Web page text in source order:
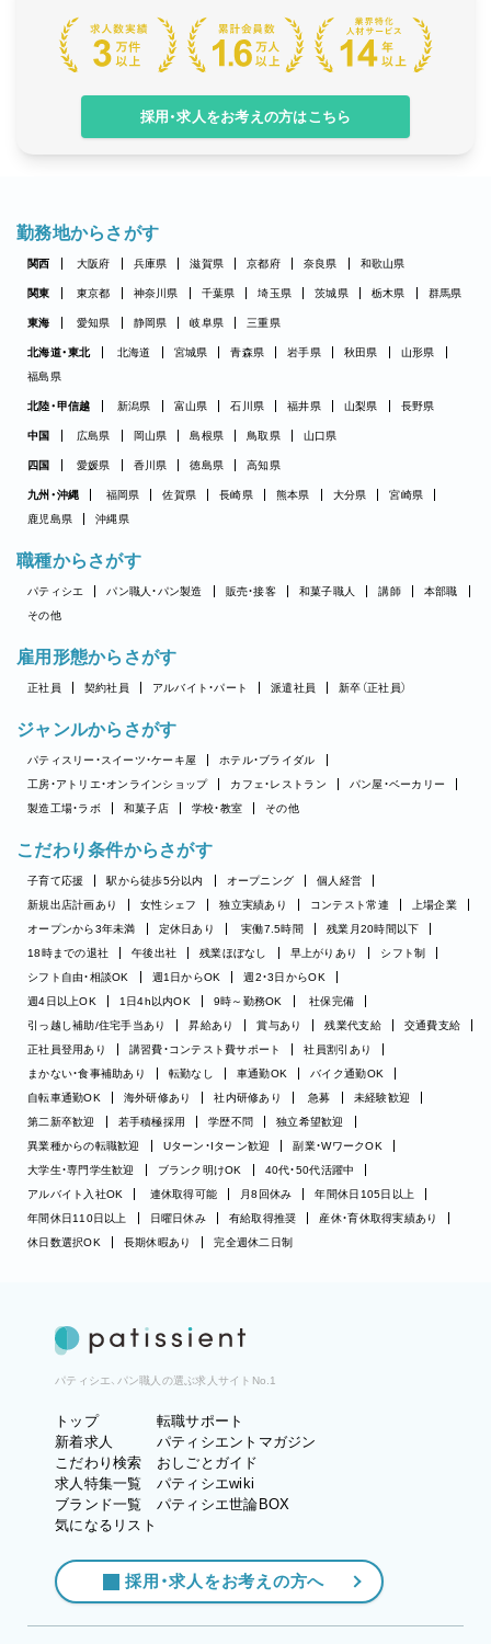
採用・求人をお考えの方はこちら
勤務地からさがす
関西 大阪府 兵庫県 滋賀県 京都府 奈良県 和歌山県
関東 東京都 神奈川県 千葉県 埼玉県 茨城県 栃木県 群馬県
東海 愛知県 静岡県 岐阜県 三重県
北海道・東北 北海道 宮城県 青森県 岩手県 秋田県
山形県
福島県
北陸・甲信越 新潟県 富山県 石川県 福井県 山梨県 長野県
中国 広島県 岡山県 島根県 鳥取県 山口県
四国 愛媛県 香川県 徳島県 高知県
九州・沖縄 福岡県 佐賀県 長崎県 熊本県 大分県
宮崎県
鹿児島県
沖縄県
職種からさがす
パティシエ パン職人・パン製造 販売・接客 和菓子職人 講師
本部職
その他
雇用形態からさがす
正社員 契約社員 アルバイト・パート 派遣社員 新卒（正社員）
ジャンルからさがす
パティスリー・スイーツ・ケーキ屋
ホテル・ブライダル
工房・アトリエ・オンラインショップ
カフェ・レストラン
パン屋・ベーカリー
製造工場・ラボ
和菓子店 学校・教室 その他
こだわり条件からさがす
子育て応援 駅から徒歩5分以内 オープニング
個人経営
新規出店計画あり
女性シェフ 独立実績あり コンテスト常連
上場企業
オープンから3年未満
定休日あり 実働7.5時間
残業月20時間以下
18時までの退社
午後出社 残業ほぼなし 早上がりあり
シフト制
シフト自由・相談OK
週1日からOK
週2・3日からOK
週4日以上OK
1日4h以内OK 9時～勤務OK
社保完備
引っ越し補助/住宅手当あり
昇給あり 賞与あり 残業代支給
交通費支給
正社員登用あり
講習費・コンテスト費サポート
社員割引あり
まかない・食事補助あり
転勤なし 車通勤OK
バイク通勤OK
自転車通勤OK
海外研修あり 社内研修あり 急募
未経験歓迎
第二新卒歓迎
若手積極採用 学歴不問
独立希望歓迎
異業種からの転職歓迎
Uターン・Iターン歓迎
副業・WワークOK
大学生・専門学生歓迎
ブランク明けOK
40代・50代活躍中
アルバイト入社OK
連休取得可能 月8回休み
年間休日105日以上
年間休日110日以上
日曜日休み 有給取得推奨
産休・育休取得実績あり
休日数選択OK
長期休暇あり 完全週休二日制
パティシエ、パン職人の選ぶ求人サイトNo.1
トップ
新着求人
こだわり検索
求人特集一覧
ブランド一覧
気になるリスト
転職サポート
パティシエントマガジン
おしごとガイド
パティシエwiki
パティシエ世論BOX
採用・求人をお考えの方へ